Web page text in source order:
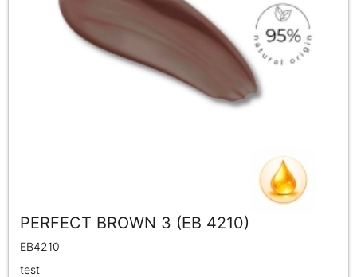
PERFECT BROWN 3 (EB 4210)
EB4210
test